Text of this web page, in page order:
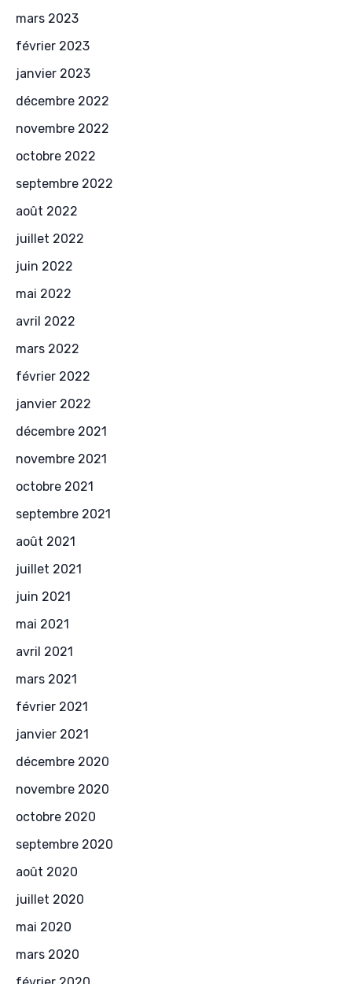
mars 2023
février 2023
janvier 2023
décembre 2022
novembre 2022
octobre 2022
septembre 2022
août 2022
juillet 2022
juin 2022
mai 2022
avril 2022
mars 2022
février 2022
janvier 2022
décembre 2021
novembre 2021
octobre 2021
septembre 2021
août 2021
juillet 2021
juin 2021
mai 2021
avril 2021
mars 2021
février 2021
janvier 2021
décembre 2020
novembre 2020
octobre 2020
septembre 2020
août 2020
juillet 2020
mai 2020
mars 2020